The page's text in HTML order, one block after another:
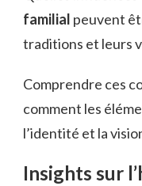
familial peuvent
traditions et leurs
Comprendre ces
comment les
l’identité et la
Insights sur